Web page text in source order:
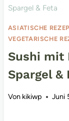
Spargel & Feta
ASIATISCHE
VEGETARISCHE
Sushi mit
Spargel &
Von kikiwp Juni